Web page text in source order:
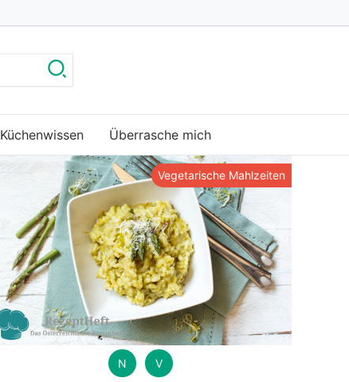
Küchenwissen Überrasche mich
Vegetarische Mahlzeiten
N V